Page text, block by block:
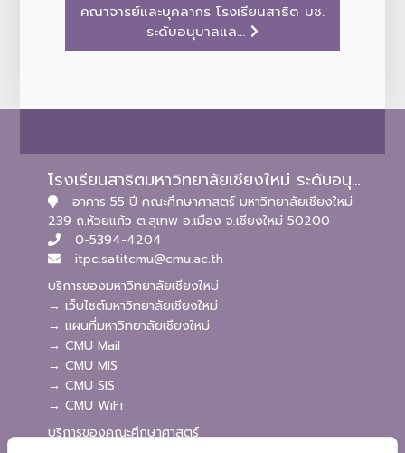
คณาจารย์และบุคลากร โรงเรียนสาธิต มช.
ระดับอนุบาลแล...
โรงเรียนสาธิตมหาวิทยาลัยเชียงใหม่ ระดับอนุบาลและประถมศึกษา
อาคาร 55 ปี คณะศึกษาศาสตร์ มหาวิทยาลัยเชียงใหม่
239 ถ.ห้วยแก้ว ต.สุเทพ อ.เมือง จ.เชียงใหม่ 50200
0-5394-4204
itpc.satitcmu@cmu.ac.th
บริการของมหาวิทยาลัยเชียงใหม่
→ เว็บไซต์มหาวิทยาลัยเชียงใหม่
→ แผนที่มหาวิทยาลัยเชียงใหม่
→ CMU Mail
→ CMU MIS
→ CMU SIS
→ CMU WiFi
บริการของคณะศึกษาศาสตร์